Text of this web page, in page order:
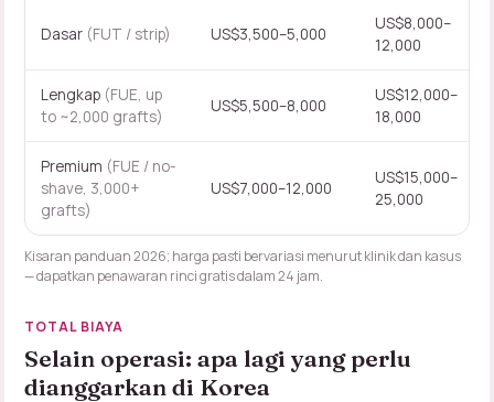
Dasar (FUT / strip) US$3,500–5,000
US$8,000–
12,000
Lengkap (FUE, up
to ~2,000 grafts)
US$5,500–8,000
US$12,000–
18,000
Premium (FUE / no-
shave, 3,000+
grafts)
US$7,000–12,000
US$15,000–
25,000
Kisaran panduan 2026; harga pasti bervariasi menurut klinik dan kasus
—dapatkan penawaran rinci gratis dalam 24 jam.
TOTAL BIAYA
Selain operasi: apa lagi yang perlu
dianggarkan di Korea